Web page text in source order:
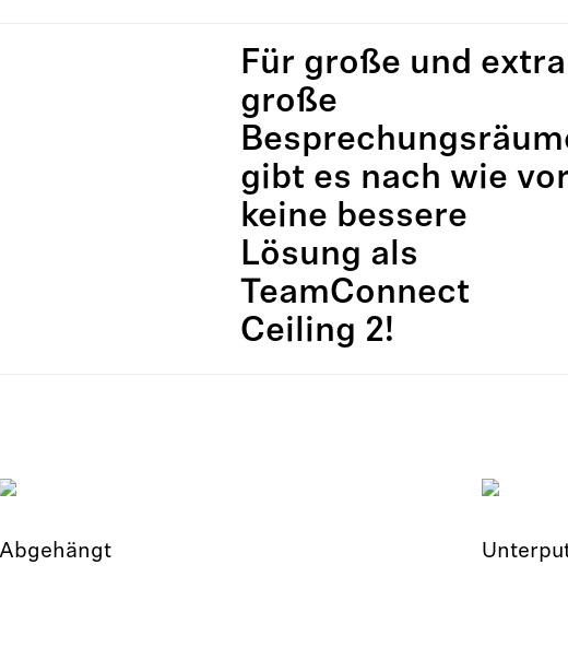
Für große und extra
große
gibt es nach wie
keine bessere
Lösung als
TeamConnect
Ceiling 2!
Abgehängt